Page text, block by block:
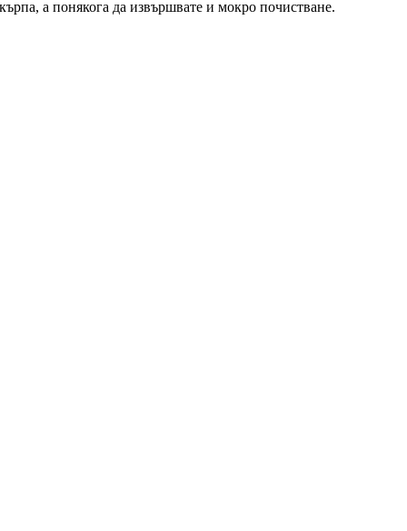
а понякога да извършвате и мокро почистване.